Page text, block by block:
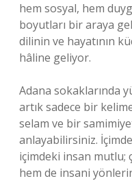
hem sosyal, hem
boyutları bir araya
dilinin ve hayatının
hâline geliyor.
Adana sokaklarında
artık sadece bir
selam ve bir
anlayabilirsiniz.
içimdeki insan
hem de insani